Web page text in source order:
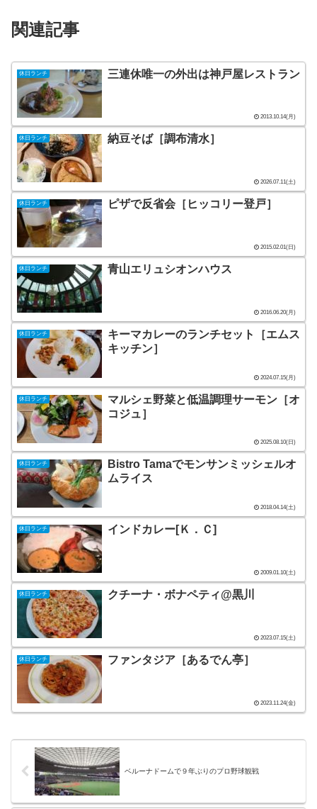
関連記事
休日ランチ 三連休唯一の外出は神戸屋レストラン
2013.10.14(月)
休日ランチ 納豆そば［調布清水］
2026.07.11(土)
休日ランチ ピザで反省会［ヒッコリー登戸］
2015.02.01(日)
休日ランチ 青山エリュシオンハウス
2016.06.20(月)
休日ランチ
キーマカレーのランチセット［エムス
キッチン］
2024.07.15(月)
休日ランチ
マルシェ野菜と低温調理サーモン［オ
コジュ］
2025.08.10(日)
休日ランチ
Bistro Tamaでモンサンミッシェルオ
ムライス
2018.04.14(土)
休日ランチ インドカレー[Ｋ．Ｃ]
2009.01.10(土)
休日ランチ クチーナ・ボナペティ@黒川
2023.07.15(土)
休日ランチ ファンタジア［あるでん亭］
2023.11.24(金)
ベルーナドームで９年ぶりのプロ野球観戦